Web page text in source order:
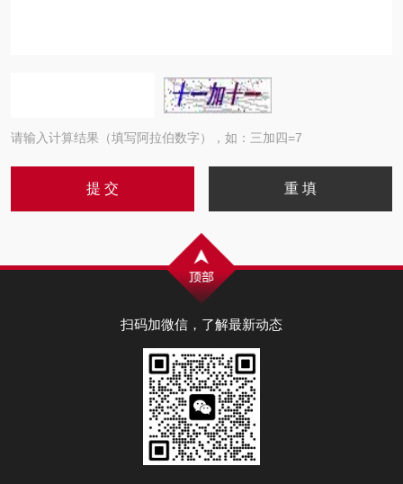
请输入计算结果（填写阿拉伯数字），如：三加四=7
扫码加微信，了解最新动态